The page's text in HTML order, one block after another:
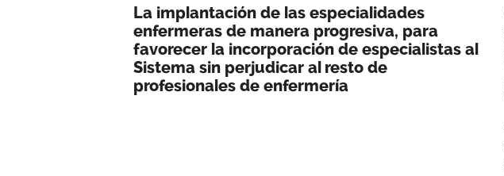
La implantación de las especialidades
enfermeras de manera progresiva, para
favorecer la incorporación de especialistas al
Sistema sin perjudicar al resto de
profesionales de enfermería